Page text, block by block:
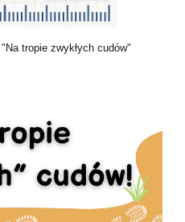
tropie zwykłych cudów"